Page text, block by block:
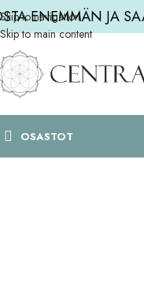
Skip to navigation
Skip to main content
ENEMMÄN JA
OSASTOT